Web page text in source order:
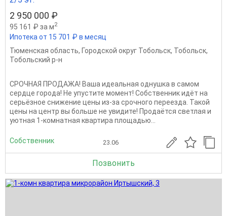
2 950 000 ₽
95 161 ₽ за м2
Ипотека от 15 701 ₽ в месяц
Тюменская область, Городской округ Тобольск, Тобольск,
Тобольский р-н
СРОЧНАЯ ПРОДАЖА! Ваша идеальная однушка в самом
сердце города! Не упустите момент! Собственник идёт на
серьёзное снижение цены из-за срочного переезда. Такой
цены на центр вы больше не увидите! Продаётся светлая и
уютная 1-комнатная квартира площадью...
Собственник 23.06
Позвонить